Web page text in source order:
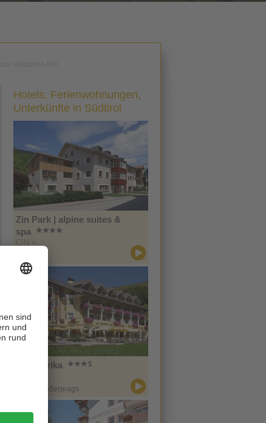
Hotels, Ferienwohnungen,
Unterkünfte in Südtirol
Zin Park | alpine suites &
spa
CIN +
Hotel Erika
Prags / Außerprags